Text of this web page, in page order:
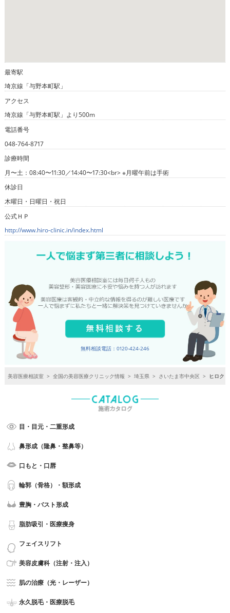
最寄駅
埼京線「与野本町駅」
アクセス
埼京線「与野本町駅」より500m
電話番号
048-764-8717
診療時間
月〜土：08:40〜11:30／14:40〜17:30<br> ※月曜午前は手術
休診日
木曜日・日曜日・祝日
公式ＨＰ
http://www.hiro-clinic.in/index.html
無料相談電話：0120-424-246
美容医療相談室 > 全国の美容医療クリニック情報 > 埼玉県 > さいたま市中央区 > ヒロク
目・目元・二重形成
鼻形成（隆鼻・整鼻等）
口もと・口唇
輪郭（骨格）・額形成
豊胸・バスト形成
脂肪吸引・医療痩身
フェイスリフト
美容皮膚科（注射・注入）
肌の治療（光・レーザー）
永久脱毛・医療脱毛